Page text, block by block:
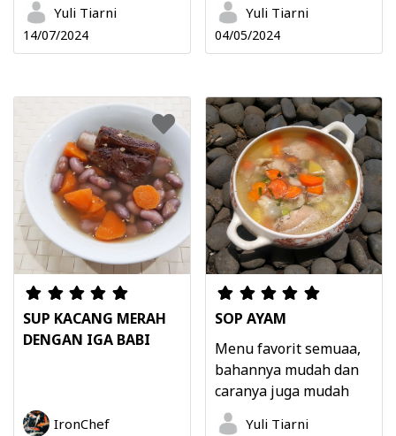
Yuli Tiarni
14/07/2024
Yuli Tiarni
04/05/2024
SUP KACANG MERAH
DENGAN IGA BABI
IronChef
SOP AYAM
Menu favorit semuaa,
bahannya mudah dan
caranya juga mudah
Yuli Tiarni